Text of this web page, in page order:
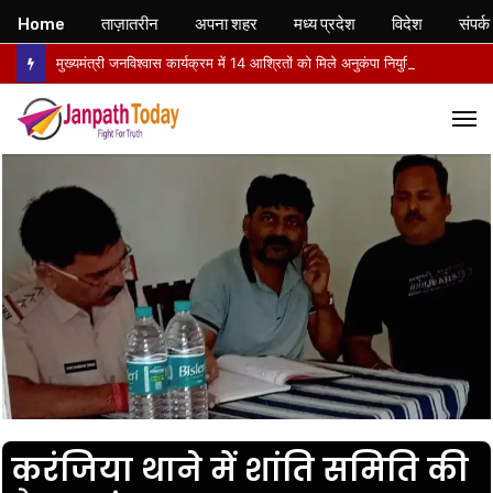
करंजिया थाने में शांति समिति की
Home ताज़ातरीन अपना शहर मध्य प्रदेश विदेश संपर्क